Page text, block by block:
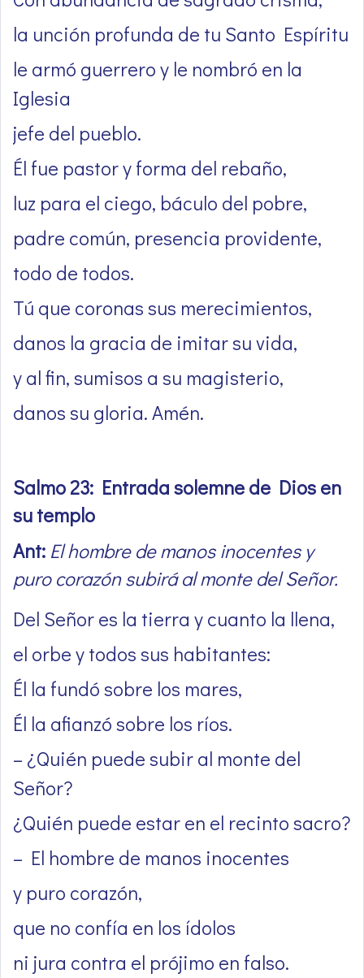
la unción profunda de tu Santo Espíritu
le armó guerrero y le nombró en la
Iglesia
jefe del pueblo.
Él fue pastor y forma del rebaño,
luz para el ciego, báculo del pobre,
padre común, presencia providente,
todo de todos.
Tú que coronas sus merecimientos,
danos la gracia de imitar su vida,
y al fin, sumisos a su magisterio,
danos su gloria. Amén.
Salmo 23: Entrada solemne de Dios en
su templo
Ant: El hombre de manos inocentes y
puro corazón subirá al monte del Señor.
Del Señor es la tierra y cuanto la llena,
el orbe y todos sus habitantes:
Él la fundó sobre los mares,
Él la afianzó sobre los ríos.
– ¿Quién puede subir al monte del
Señor?
¿Quién puede estar en el recinto sacro?
– El hombre de manos inocentes
y puro corazón,
que no confía en los ídolos
ni jura contra el prójimo en falso.